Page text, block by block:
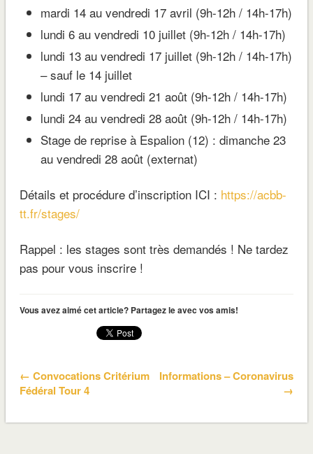
mardi 14 au vendredi 17 avril (9h-12h / 14h-17h)
lundi 6 au vendredi 10 juillet (9h-12h / 14h-17h)
lundi 13 au vendredi 17 juillet (9h-12h / 14h-17h)
– sauf le 14 juillet
lundi 17 au vendredi 21 août (9h-12h / 14h-17h)
lundi 24 au vendredi 28 août (9h-12h / 14h-17h)
Stage de reprise à Espalion (12) : dimanche 23
au vendredi 28 août (externat)
Détails et procédure d’inscription ICI : https://acbb-
tt.fr/stages/
Rappel : les stages sont très demandés ! Ne tardez
pas pour vous inscrire !
Vous avez aimé cet article? Partagez le avec vos amis!
← Convocations Critérium
Fédéral Tour 4
Informations – Coronavirus
→